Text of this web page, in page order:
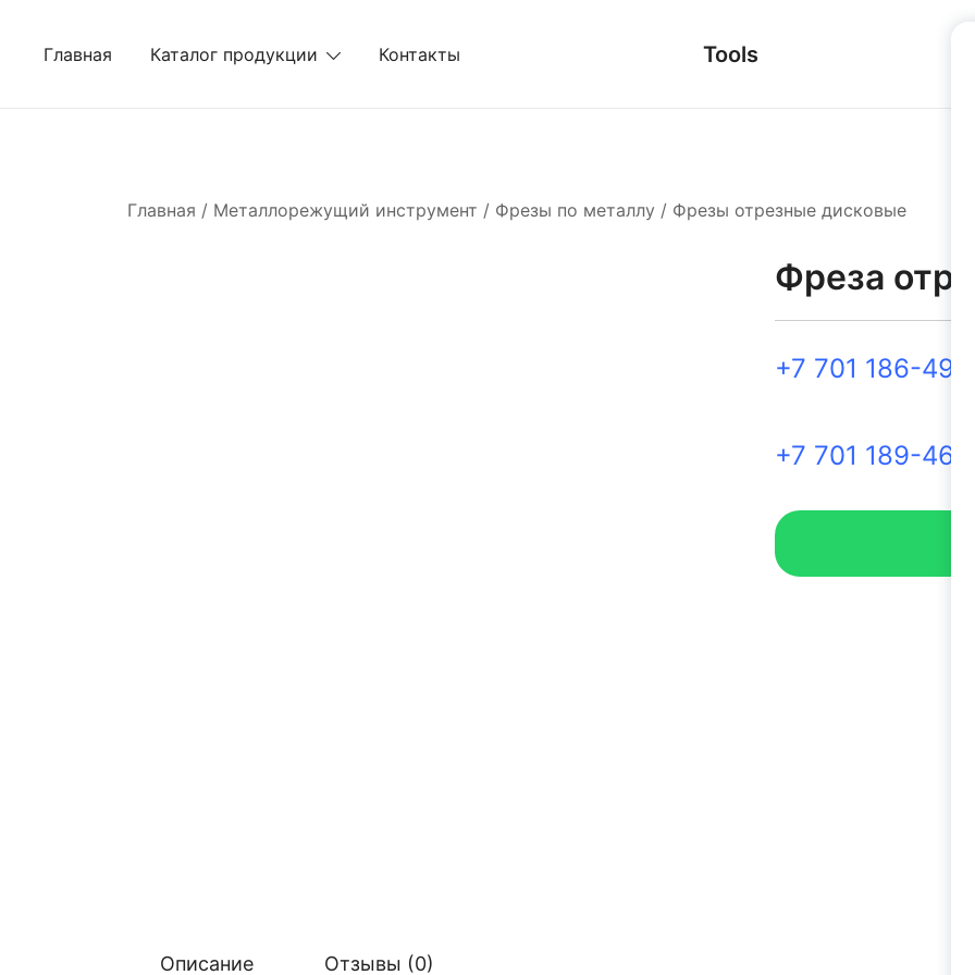
Главная Каталог продукции Контакты Tools
Главная / Металлорежущий инструмент / Фрезы по металлу / Фрезы отрезные дисковые
Фреза
+7 701 186-49-
+7 701 189-46-
Описание Отзывы (0)